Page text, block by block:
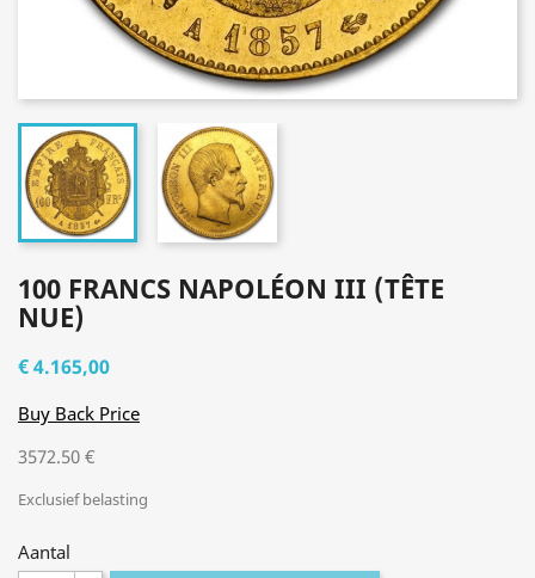
100 FRANCS NAPOLÉON III (TÊTE
NUE)
€ 4.165,00
Buy Back Price
3572.50 €
Exclusief belasting
Aantal